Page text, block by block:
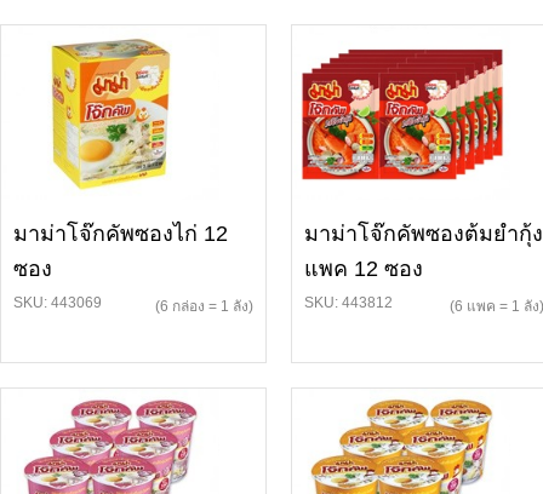
มาม่าโจ๊กคัพซองไก่ 12
ซอง
SKU: 443069 (6 กล่อง = 1 ลัง)
มาม่าโจ๊กคัพซองต้มยำกุ้ง
แพค 12 ซอง
SKU: 443812 (6 แพค = 1 ลัง)